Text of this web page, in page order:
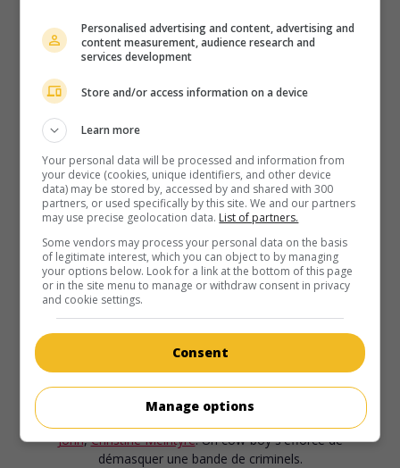
sur mes écrans
The Ranger's Roundup
É.-U. 1938. Western
Al St.
John,Christine McIntyre. Un cow-boy s'efforce de
démasquer une bande de criminels.
Personalised advertising and content, advertising and
content measurement, audience research and
services development
Store and/or access information on a device
Learn more
Your personal data will be processed and information from
your device (cookies, unique identifiers, and other device
data) may be stored by, accessed by and shared with 300
partners, or used specifically by this site. We and our partners
may use precise geolocation data. List of partners.
Some vendors may process your personal data on the basis
of legitimate interest, which you can object to by managing
your options below. Look for a link at the bottom of this page
or in the site menu to manage or withdraw consent in privacy
and cookie settings.
Consent
Manage options